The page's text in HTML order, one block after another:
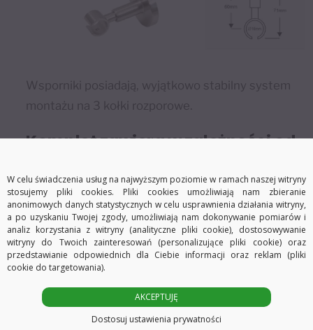
Wsporniki posiadają, wyjątkowo stabilny system
montażu na 3 kołki rozporowe.
Komplet zawiera w zależności od
– do długości 240 cm jedną rurkę o średnicy Ø16 mm w
jednym odcinku.
– od 241 cm do 480 cm dwie rurki łączone łącznikiem
(połączenie wykonywane jest wewnątrz wsporników i jest
niewidoczne)
– od 481 cm do 600 cm trzy rurki łączone łącznikami
(połączenie wykonywane jest wewnątrz wsporników i jest
W celu świadczenia usług na najwyższym poziomie w ramach naszej witryny
stosujemy pliki cookies. Pliki cookies umożliwiają nam zbieranie
anonimowych danych statystycznych w celu usprawnienia działania witryny,
a po uzyskaniu Twojej zgody, umożliwiają nam dokonywanie pomiarów i
analiz korzystania z witryny (analityczne pliki cookie), dostosowywanie
witryny do Twoich zainteresowań (personalizujące pliki cookie) oraz
przedstawianie odpowiednich dla Ciebie informacji oraz reklam (pliki
cookie do targetowania).
AKCEPTUJĘ
Dostosuj ustawienia prywatności